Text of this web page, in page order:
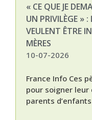
« CE QUE JE
UN PRIVILÈGE »
VEULENT ÊTRE
MÈRES
10-07-2026
France Info Ces
pour soigner
parents